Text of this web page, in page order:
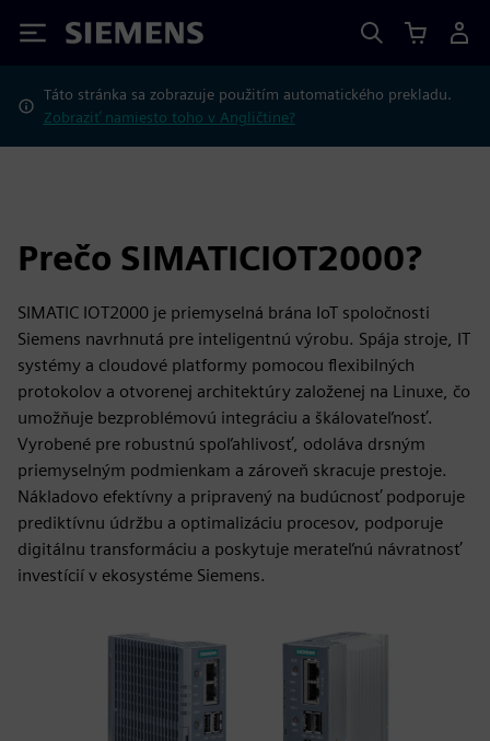
Siemens
Táto stránka sa zobrazuje použitím automatického prekladu.
Zobraziť namiesto toho v Angličtine?
Prečo SIMATICIOT2000?
SIMATIC IOT2000 je priemyselná brána IoT spoločnosti
Siemens navrhnutá pre inteligentnú výrobu. Spája stroje, IT
systémy a cloudové platformy pomocou flexibilných
protokolov a otvorenej architektúry založenej na Linuxe, čo
umožňuje bezproblémovú integráciu a škálovateľnosť.
Vyrobené pre robustnú spoľahlivosť, odoláva drsným
priemyselným podmienkam a zároveň skracuje prestoje.
Nákladovo efektívny a pripravený na budúcnosť podporuje
prediktívnu údržbu a optimalizáciu procesov, podporuje
digitálnu transformáciu a poskytuje merateľnú návratnosť
investícií v ekosystéme Siemens.